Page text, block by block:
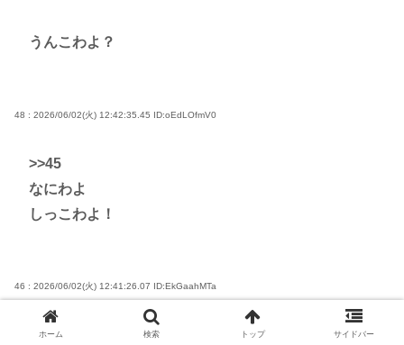
うんこわよ？
48 : 2026/06/02(火) 12:42:35.45 ID:oEdLOfmV0
>>45
なにわよ
しっこわよ！
46 : 2026/06/02(火) 12:41:26.07 ID:EkGaahMTa
男子トイレがいっぱいならこれはもう野糞しろってこ
ホーム 検索 トップ サイドバー